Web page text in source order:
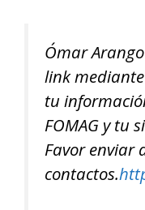
Ómar
link
tu
FOMAG y tu
Favor enviar
contactos.